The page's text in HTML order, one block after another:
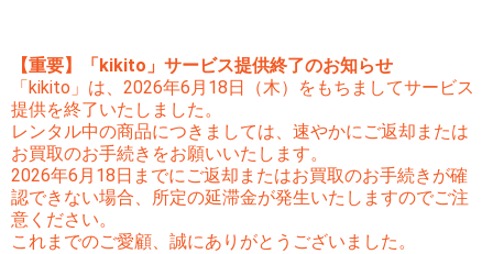
【重要】「kikito」サービス提供終了のお知らせ
「kikito」は、2026年6月18日（木）をもちましてサービス
提供を終了いたしました。
レンタル中の商品につきましては、速やかにご返却または
お買取のお手続きをお願いいたします。
2026年6月18日までにご返却またはお買取のお手続きが確
認できない場合、所定の延滞金が発生いたしますのでご注
意ください。
これまでのご愛顧、誠にありがとうございました。